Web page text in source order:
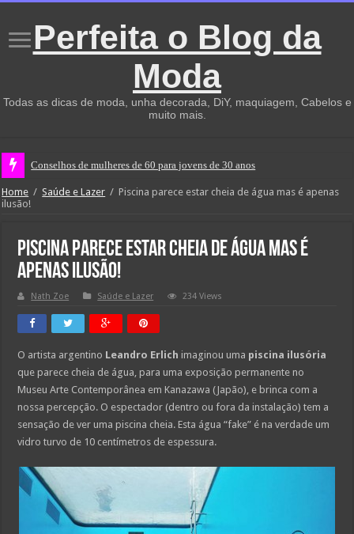
Perfeita o Blog da
Moda
Todas as dicas de moda, unha decorada, DiY, maquiagem, Cabelos e
muito mais.
Conselhos de mulheres de 60 para jovens de 30 anos
Home / Saúde e Lazer / Piscina parece estar cheia de água mas é apenas
ilusão!
Piscina parece estar cheia de água mas é
apenas ilusão!
Nath Zoe Saúde e Lazer 234 Views
O artista argentino Leandro Erlich imaginou uma piscina ilusória
que parece cheia de água, para uma exposição permanente no
Museu Arte Contemporânea em Kanazawa (Japão), e brinca com a
nossa percepção. O espectador (dentro ou fora da instalação) tem a
sensação de ver uma piscina cheia. Esta água “fake” é na verdade um
vidro turvo de 10 centímetros de espessura.